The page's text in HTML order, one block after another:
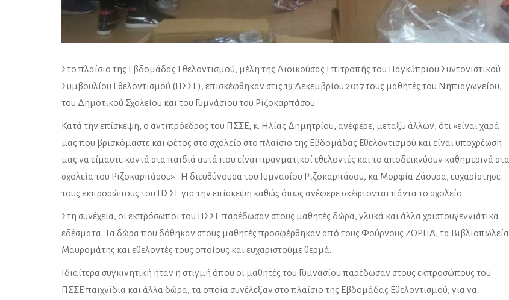
Στο πλαίσιο της Εβδομάδας Εθελοντισμού, μέλη της Διοικούσας Επιτροπής του Παγκύπριου Συντονιστικού
Συμβουλίου Εθελοντισμού (ΠΣΣΕ), επισκέφθηκαν στις 19 Δεκεμβρίου 2017 τους μαθητές του Νηπιαγωγείου,
του Δημοτικού Σχολείου και του Γυμνάσιου του Ριζοκαρπάσου.
Κατά την επίσκεψη, ο αντιπρόεδρος του ΠΣΣΕ, κ. Ηλίας Δημητρίου, ανέφερε, μεταξύ άλλων, ότι «είναι χαρά
μας που βρισκόμαστε και φέτος στο σχολείο στο πλαίσιο της Εβδομάδας Εθελοντισμού και είναι υποχρέωση
μας να είμαστε κοντά στα παιδιά αυτά που είναι πραγματικοί εθελοντές και το αποδεικνύουν καθημερινά στα
σχολεία του Ριζοκαρπάσου». Η διευθύνουσα του Γυμνασίου Ριζοκαρπάσου, κα Μορφία Ζάουρα, ευχαρίστησε
τους εκπροσώπους του ΠΣΣΕ για την επίσκεψη καθώς όπως ανέφερε σκέφτονται πάντα το σχολείο.
Στη συνέχεια, οι εκπρόσωποι του ΠΣΣΕ παρέδωσαν στους μαθητές δώρα, γλυκά και άλλα χριστουγεννιάτικα
εδέσματα. Τα δώρα που δόθηκαν στους μαθητές προσφέρθηκαν από τους Φούρνους ΖΟΡΠΑ, τα Βιβλιοπωλεία
Μαυρομάτης και εθελοντές τους οποίους και ευχαριστούμε θερμά.
Ιδιαίτερα συγκινητική ήταν η στιγμή όπου οι μαθητές του Γυμνασίου παρέδωσαν στους εκπροσώπους του
ΠΣΣΕ παιχνίδια και άλλα δώρα, τα οποία συνέλεξαν στο πλαίσιο της Εβδομάδας Εθελοντισμού, για να